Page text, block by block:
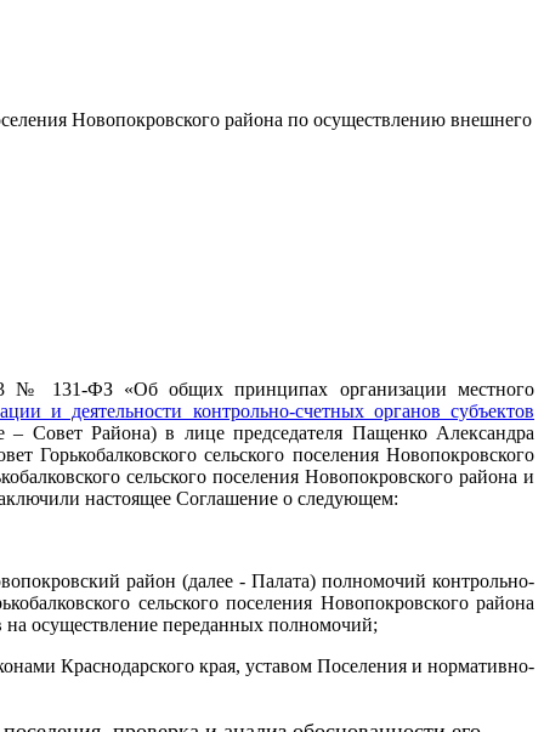
Новопокровского района по осуществлению внешнего
№ 131-ФЗ «Об общих принципах организации местного
деятельности контрольно-счетных органов субъектов
Совет Района) в лице председателя Пащенко Александра
Горькобалковского сельского поселения Новопокровского
сельского поселения Новопокровского района и
настоящее Соглашение о следующем:
район (далее - Палата) полномочий контрольно-
сельского поселения Новопокровского района
осуществление переданных полномочий;
Краснодарского края, уставом Поселения и нормативно-